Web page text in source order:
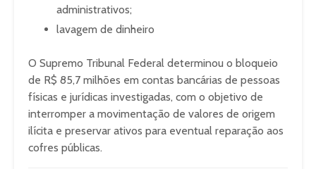
administrativos;
lavagem de dinheiro
O Supremo Tribunal Federal determinou o bloqueio
de R$ 85,7 milhões em contas bancárias de pessoas
físicas e jurídicas investigadas, com o objetivo de
interromper a movimentação de valores de origem
ilícita e preservar ativos para eventual reparação aos
cofres públicas.